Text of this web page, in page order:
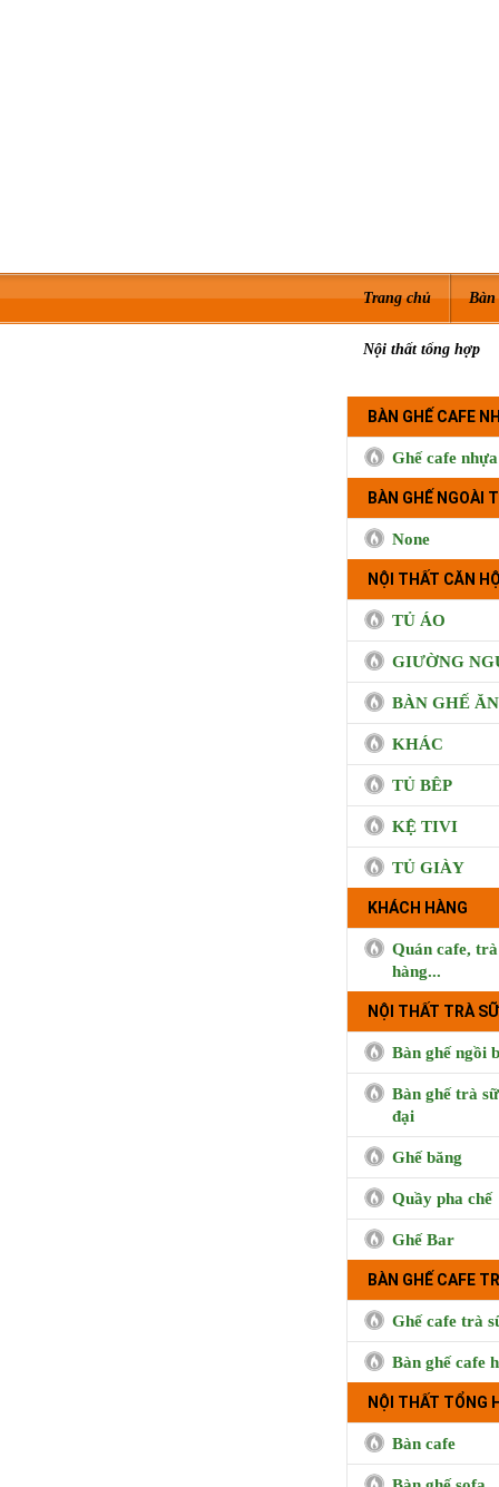
Trang chủ Bàn
Nội thất tổng hợp
BÀN GHẾ CAFE
Ghế cafe nhựa
BÀN GHẾ NGOÀI
None
NỘI THẤT CĂN
TỦ ÁO
GIƯỜNG
BÀN GHẾ ĂN
KHÁC
TỦ BÊP
KỆ TIVI
TỦ GIÀY
KHÁCH HÀNG
Quán cafe,
hàng...
NỘI THẤT TRÀ
Bàn ghế ngồi
Bàn ghế trà
đại
Ghế băng
Quầy pha chế
Ghế Bar
BÀN GHẾ CAFE
Ghế cafe trà
Bàn ghế cafe
NỘI THẤT TỔNG
Bàn cafe
BUI
Cà phê Boong,
Hưng,